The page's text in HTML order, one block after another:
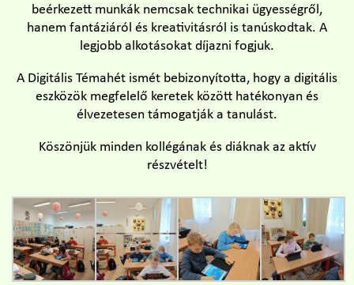
beérkezett munkák nemcsak technikai ügyességről,
hanem fantáziáról és kreativitásról is tanúskodtak. A
legjobb alkotásokat díjazni fogjuk.
A Digitális Témahét ismét bebizonyította, hogy a digitális
eszközök megfelelő keretek között hatékonyan és
élvezetesen támogatják a tanulást.
Köszönjük minden kollégának és diáknak az aktív
részvételt!